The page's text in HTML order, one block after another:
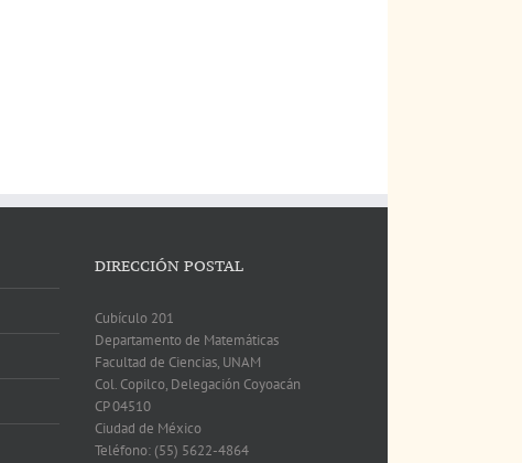
DIRECCIÓN POSTAL
Cubículo 201
Departamento de Matemáticas
Facultad de Ciencias, UNAM
Col. Copilco, Delegación Coyoacán
CP 04510
Ciudad de México
Teléfono: (55) 5622-4864